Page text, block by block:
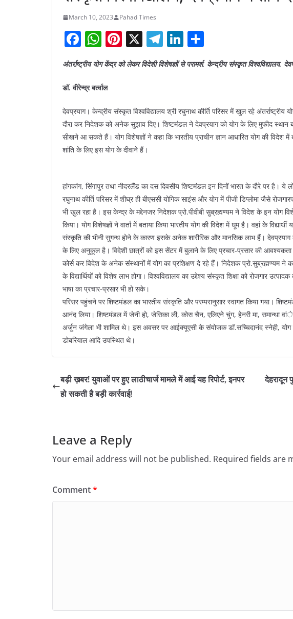
March 10, 2023 Pahad Times
F
a
c
e
b
o
o
k
W
h
at
s
A
p
p
Pi
nt
er
st
X T
el
e
a
m
Li
n
k
dI
n
h
ar
अंतर्राष्ट्रीय योग केंद्र को लेकर विदेशी विशेषज्ञों से परामर्श, केन्द्रीय संस्कृत विश्वविद्यालय,
डॉ. वीरेन्द्र बर्त्वाल
देवप्रयाग। केन्द्रीय संस्कृत विश्वविद्यालय श्री रघुनाथ कीर्ति परिसर में खुल रहे अंतर्राष्ट्रीय
दौरा कर निदेशक को अनेक सुझाव दिए। शिष्टमंडल ने देवप्रयाग को योग के लिए मुफीद स्थान
सीखने आ सकते हैं। योग विशेषज्ञों ने कहा कि भारतीय प्राचीन ज्ञान आधारित योग की
शांति के लिए इस योग के दीवाने हैं।
हांगकांग, सिंगापुर तथा नीदरलैंड का दस दिवसीय शिष्टमंडल इन दिनों भारत के दौरे पर है। ये
रघुनाथ कीर्ति परिसर में शीघ्र ही बीएससी योगिक साइंस और योग में पीजी डिप्लोमा जैसे
भी खुल रहा है। इस केन्द्र के मद्देनजर निदेशक प्रो.पीवीबी सुब्रह्मण्यम ने विदेश के इन योग
किया। योग विशेषज्ञों ने वार्ता में बताया किया भारतीय योग की विदेश में धूम है। वहां के
संस्कृति की भीनी सुगन्ध होने के कारण इसके अनेक शारीरिक और मानसिक लाभ हैं। देवप्रयाग
के लिए अनुकूल है। विदेशी छात्रों को इस सेंटर में बुलाने के लिए प्रचार-प्रसार की
कोर्स कर विदेश के अनेक संस्थानों में योग का प्रशिक्षण दे रहे हैं। निदेशक प्रो.सुब्रह्मण्यम ने
के विद्यार्थियों को विशेष लाभ होगा। विश्वविद्यालय का उद्देश्य संस्कृत शिक्षा को रोजगार
भाषा का प्रचार-प्रसार भी हो सके।
परिसर पहुंचने पर शिष्टमंडल का भारतीय संस्कृति और परम्परानुसार स्वागत किया गया।
आनंद लिया। शिष्टमंडल में जेनी हो, जेसिका ली, कोस चैन, एलिएने चुंग, हेनरी मा, समान्था
अर्जुन जंगेला भी शामिल थे। इस अवसर पर आईक्यूएसी के संयोजक डॉ.सच्चिदानंद स्नेही, योग
डोबरियाल आदि उपस्थित थे।
बड़ी ख़बर! युवाओं पर हुए लाठीचार्ज मामले में आई यह रिपोर्ट, इनपर
हो सकती है बड़ी कार्रवाई!
देहरादून
Leave a Reply
Your email address will not be published. Required fields are
Comment*